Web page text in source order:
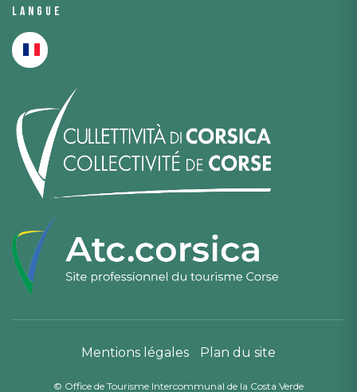
Langue
Mentions légales Plan du site
© Office de Tourisme Intercommunal de la Costa Verde